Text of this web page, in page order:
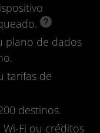
plano de dados
tarifas de
destinos.
Fi ou créditos